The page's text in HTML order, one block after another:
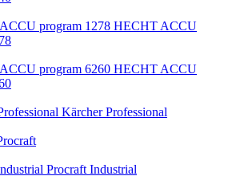
HECHT ACCU
HECHT ACCU
Kärcher Professional
Procraft Industrial